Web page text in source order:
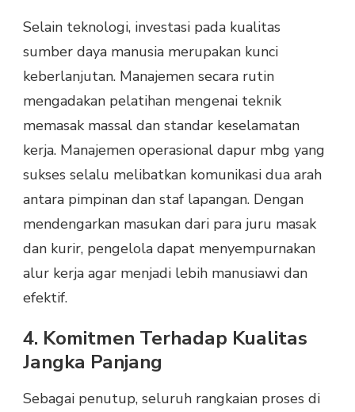
Selain teknologi, investasi pada kualitas
sumber daya manusia merupakan kunci
keberlanjutan. Manajemen secara rutin
mengadakan pelatihan mengenai teknik
memasak massal dan standar keselamatan
kerja. Manajemen operasional dapur mbg yang
sukses selalu melibatkan komunikasi dua arah
antara pimpinan dan staf lapangan. Dengan
mendengarkan masukan dari para juru masak
dan kurir, pengelola dapat menyempurnakan
alur kerja agar menjadi lebih manusiawi dan
efektif.
4. Komitmen Terhadap Kualitas
Jangka Panjang
Sebagai penutup, seluruh rangkaian proses di